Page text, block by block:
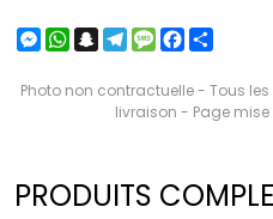
Messenger
WhatsApp
Snapchat
Telegram
MessageFacebook
Photo non contractuelle - Tous
livraison - Page
PRODUITS